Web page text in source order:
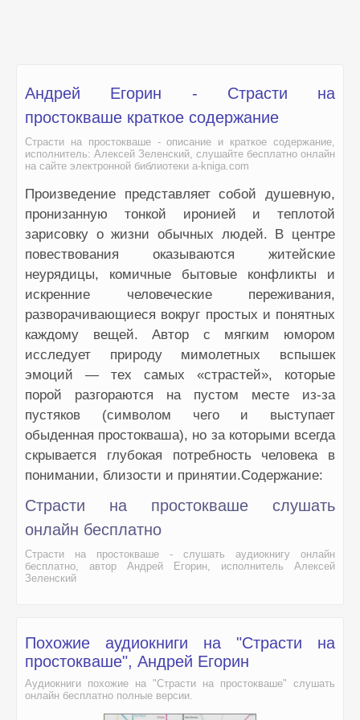
Андрей Егорин - Страсти на
простокваше краткое содержание
Страсти на простокваше - описание и краткое содержание,
исполнитель: Алексей Зеленский, слушайте бесплатно онлайн
на сайте электронной библиотеки a-kniga.com
Произведение представляет собой душевную,
пронизанную тонкой иронией и теплотой
зарисовку о жизни обычных людей. В центре
повествования оказываются житейские
неурядицы, комичные бытовые конфликты и
искренние человеческие переживания,
разворачивающиеся вокруг простых и понятных
каждому вещей. Автор с мягким юмором
исследует природу мимолетных вспышек
эмоций — тех самых «страстей», которые
порой разгораются на пустом месте из-за
пустяков (символом чего и выступает
обыденная простокваша), но за которыми всегда
скрывается глубокая потребность человека в
понимании, близости и принятии.Содержание:
Страсти на простокваше слушать
онлайн бесплатно
Страсти на простокваше - слушать аудиокнигу онлайн
бесплатно, автор Андрей Егорин, исполнитель Алексей
Зеленский
Похожие аудиокниги на "Страсти на
простокваше", Андрей Егорин
Аудиокниги похожие на "Страсти на простокваше" слушать
онлайн бесплатно полные версии.